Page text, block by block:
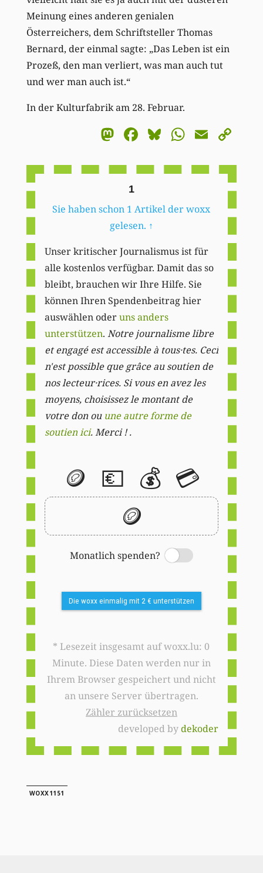
Meinung eines anderen genialen
Österreichers, dem Schriftsteller Thomas
Bernard, der einmal sagte: „Das Leben ist ein
Prozeß, den man verliert, was man auch tut
und wer man auch ist.“
In der Kulturfabrik am 28. Februar.
Mastodon
Facebook
BlueskyEmail
1
Sie haben schon 1 Artikel der woxx
gelesen. ↑
Unser kritischer Journalismus ist für
alle kostenlos verfügbar. Damit das so
bleibt, brauchen wir Ihre Hilfe. Sie
können Ihren Spendenbeitrag hier
auswählen oderuns anders
unterstützen. Notre journalisme libre
et engagé est accessible à tous·tes. Ceci
n'est possible que grâce au soutien de
nos lecteur·rices. Si vous en avez les
moyens, choisissez le montant de
votre don ou une autre forme de
soutien ici. Merci ! .
🪙 💶 💰 💳
🪙
Monatlich spenden?
Switch
Die woxx einmalig mit 2 € unterstützen
* Lesezeit insgesamt auf woxx.lu: 0
Minute. Diese Daten werden nur in
Ihrem Browser gespeichert und nicht
an unsere Server übertragen.
Zähler zurücksetzen
developed bydekoder
WOXX1151